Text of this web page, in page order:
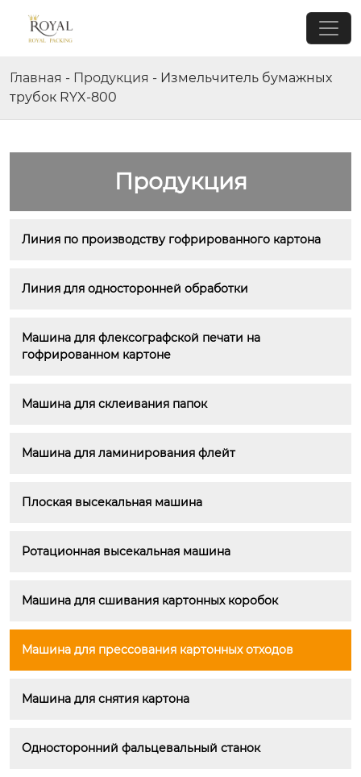
Главная - Продукция - Измельчитель бумажных
трубок RYX-800
Продукция
Линия по производству гофрированного картона
Линия для односторонней обработки
Машина для флексографской печати на
гофрированном картоне
Машина для склеивания папок
Машина для ламинирования флейт
Плоская высекальная машина
Ротационная высекальная машина
Машина для сшивания картонных коробок
Машина для прессования картонных отходов
Машина для снятия картона
Односторонний фальцевальный станок